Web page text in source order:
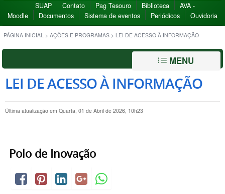
SUAP Contato Pag Tesouro Biblioteca
AVA -
Moodle
Documentos Sistema de eventos Periódicos Ouvidoria
PÁGINA INICIAL > AÇÕES E PROGRAMAS > LEI DE ACESSO À INFORMAÇÃO
MENU
LEI DE ACESSO À INFORMAÇÃO
Última atualização em Quarta, 01 de Abril de 2026, 10h23
Polo de Inovação